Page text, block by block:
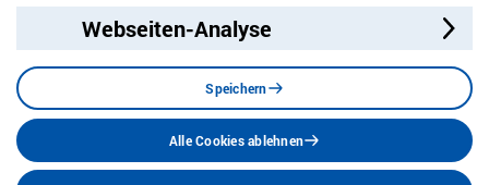
Besuchen Sie uns auf:
Instagram
Datenschutz Impressum Barrierefreiheit
Video-Streaming
Webseiten-Analyse
Speichern
Alle Cookies ablehnen